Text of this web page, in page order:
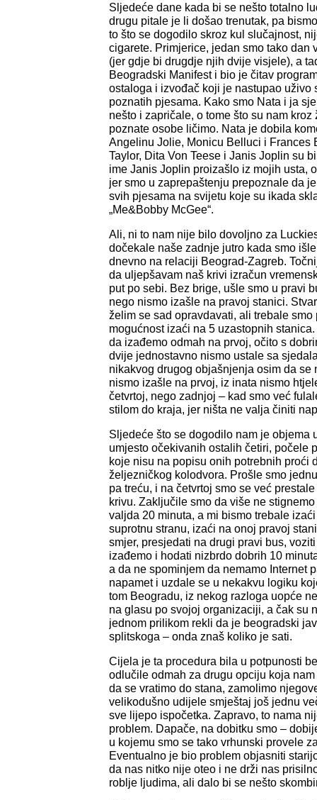
Sljedeće dane kada bi se nešto totalno
drugu pitale je li došao trenutak, pa
to što se dogodilo skroz kul slučajnost,
cigarete. Primjerice, jedan smo tako dan
(jer gdje bi drugdje njih dvije visjele), a
Beogradski Manifest i bio je čitav
ostaloga i izvođač koji je nastupao uživo
poznatih pjesama. Kako smo Nata i ja
nešto i zapričale, o tome što su nam
poznate osobe ličimo. Nata je dobila
Angelinu Jolie, Monicu Belluci i Frances
Taylor, Dita Von Teese i Janis Joplin su
ime Janis Joplin proizašlo iz mojih usta,
jer smo u zaprepaštenju prepoznale da
svih pjesama na svijetu koje su ikada
„Me&Bobby McGee“.
Ali, ni to nam nije bilo dovoljno za
dočekale naše zadnje jutro kada smo
dnevno na relaciji Beograd-Zagreb.
da uljepšavam naš krivi izračun
put po sebi. Bez brige, ušle smo u pravi
nego nismo izašle na pravoj stanici.
želim se sad opravdavati, ali trebale
mogućnost izaći na 5 uzastopnih
da izađemo odmah na prvoj, očito s
dvije jednostavno nismo ustale sa
nikakvog drugog objašnjenja osim da se
nismo izašle na prvoj, iz inata nismo
četvrtoj, nego zadnjoj – kad smo već
stilom do kraja, jer ništa ne valja činiti
Sljedeće što se dogodilo nam je objema
umjesto očekivanih ostalih četiri, počele
koje nisu na popisu onih potrebnih proći
željezničkog kolodvora. Prošle smo
pa treću, i na četvrtoj smo se već
krivu. Zaključile smo da više ne
valjda 20 minuta, a mi bismo trebale
suprotnu stranu, izaći na onoj pravoj
smjer, presjedati na drugi pravi bus,
izađemo i hodati nizbrdo dobrih 10
a da ne spominjem da nemamo Internet
napamet i uzdale se u nekakvu logiku
tom Beogradu, iz nekog razloga uopće
na glasu po svojoj organizaciji, a čak su
jednom prilikom rekli da je beogradski
splitskoga – onda znaš koliko je sati.
Cijela je ta procedura bila u potpunosti
odlučile odmah za drugu opciju koja
da se vratimo do stana, zamolimo
velikodušno udijele smještaj još jednu
sve lijepo ispočetka. Zapravo, to nama
problem. Dapače, na dobitku smo –
u kojemu smo se tako vrhunski provele
Eventualno je bio problem objasniti
da nas nitko nije oteo i ne drži nas
roblje ljudima, ali dalo bi se nešto